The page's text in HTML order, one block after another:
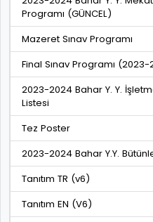
Programı (GÜNCEL)
Mazeret Sınav Programı
Final Sınav Programı
2023-2024 Bahar Y. Y.
Listesi
Tez Poster
2023-2024 Bahar Y.Y.
Tanıtım TR (v6)
Tanıtım EN (V6)